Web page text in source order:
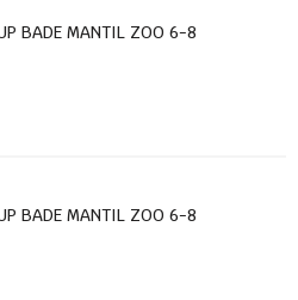
je 6 - 1 :
BADE MANTIL ZOO 6-8
BADE MANTIL ZOO 6-8